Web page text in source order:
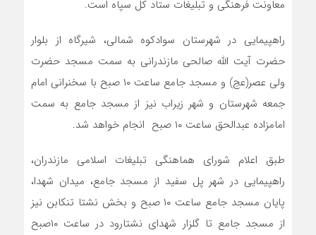
معاونت فرهنگی و تبلیغات ستاد کل سپاه است.
راهپیمایی در شهرستان سوادکوه شمالی، شیرگاه از بلوار
حضرت آیت الله صالحی مازندرانی به سمت مسجد حضرت
ولی عصر(عج) و مسجد جامع ساعت ۱۰ صبح با سخنرانی امام
جمعه شهرستان و شهر زیراب نیز از مسجد جامع به سمت
امامزاده عبدالحق ساعت ۱۰ صبح انجام خواهد شد.
طبق اعلام شورای هماهنگی تبلیغات اسلامی مازندران،
راهپیمایی در شهر پل سفید از مسجد جامع، میدان شهدا،
پایان مسجد جامع ساعت ۱۰ صبح و بخش نشتا تنکابن نیز
از مسجد جامع تا گلزار شهدای نشتارود در ساعت ۱۰صبح